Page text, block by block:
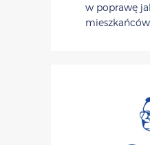
w poprawę
mieszkańców